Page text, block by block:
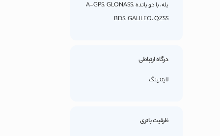
بله، با دو بانده A-GPS، GLONASS،
BDS، GALILEO، QZSS
درگاه ارتباطی
لایتنینگ
ظرفیت باتری